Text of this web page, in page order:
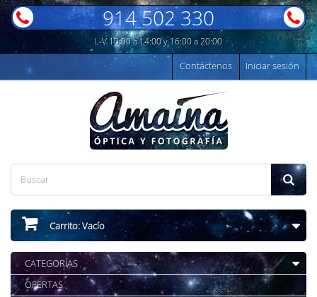
914 502 330
L-V 10:00 a 14:00 y 16:00 a 20:00
Iniciar sesión
Contáctenos
Carrito:Vacío
CATEGORÍAS
OFERTAS